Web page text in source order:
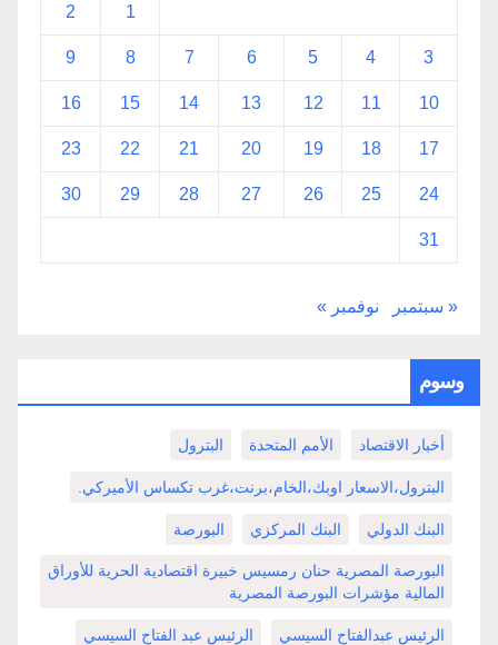
1
2
3
4
5
6
7
8
9
10
11
12
13
14
15
16
17
18
19
20
21
22
23
24
25
26
27
28
29
30
31
« سبتمبر نوفمبر »
وسوم
أخبار الاقتصاد الأمم المتحدة البترول
البترول،الاسعار اوبك،الخام،برنت،غرب تكساس الأميركي.
البنك الدولي البنك المركزي البورصة
البورصة المصرية حنان رمسيس خبيرة اقتصادية الحرية للأوراق
المالية مؤشرات البورصة المصرية
الرئيس عبدالفتاح السيسي الرئيس عبد الفتاح السيسي